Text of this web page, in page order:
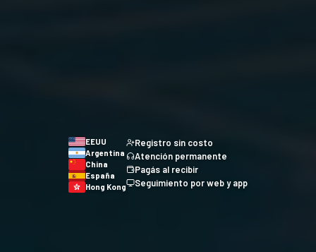
EEUU
Argentina
China
España
Hong Kong
Registro sin costo
Atención permanente
Pagás al recibir
Seguimiento por web y app